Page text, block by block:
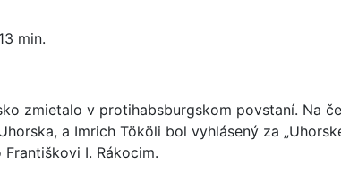
min.
zmietalo v protihabsburgskom povstaní.
a Imrich Tököli bol vyhlásený za
I. Rákocim.